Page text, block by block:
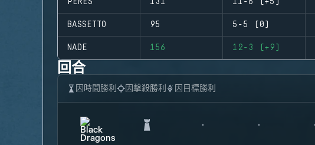
BASSETTO 95 5-5 (0)
NADE 156 12-3 (+9)
回合
因時間勝利 因擊殺勝利 因目標勝利